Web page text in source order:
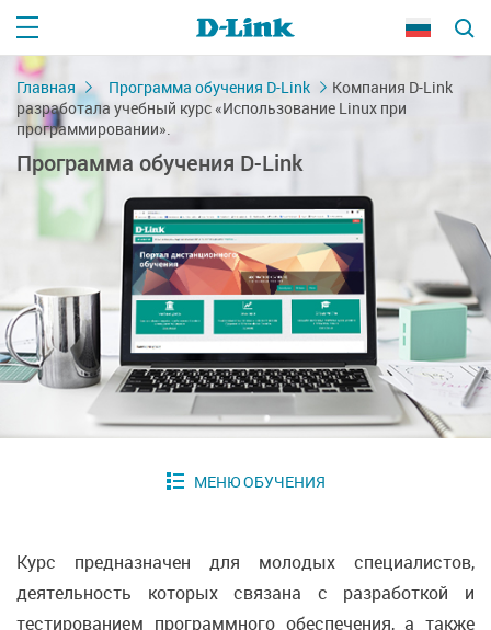
Главная Программа обучения D-Link
Компания D-Link
разработала учебный курс «Использование Linux при
программировании».
Программа обучения D-Link
Курс предназначен для молодых специалистов,
деятельность которых связана с разработкой и
тестированием программного обеспечения, а также